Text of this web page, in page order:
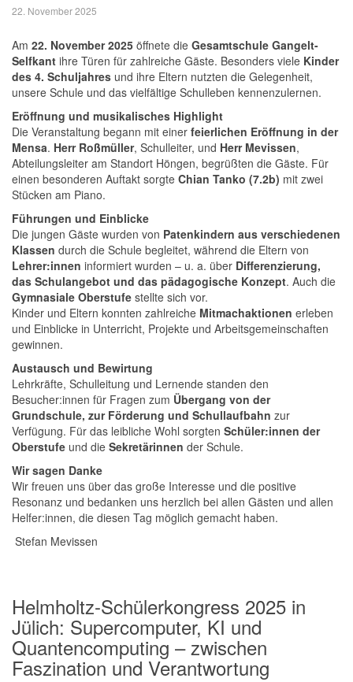
22. November 2025
Am 22. November 2025 öffnete die Gesamtschule Gangelt-
Selfkant ihre Türen für zahlreiche Gäste. Besonders viele Kinder
des 4. Schuljahres und ihre Eltern nutzten die Gelegenheit,
unsere Schule und das vielfältige Schulleben kennenzulernen.
Eröffnung und musikalisches Highlight
Die Veranstaltung begann mit einer feierlichen Eröffnung in der
Mensa. Herr Roßmüller, Schulleiter, und Herr Mevissen,
Abteilungsleiter am Standort Höngen, begrüßten die Gäste. Für
einen besonderen Auftakt sorgte Chian Tanko (7.2b) mit zwei
Stücken am Piano.
Führungen und Einblicke
Die jungen Gäste wurden von Patenkindern aus verschiedenen
Klassen durch die Schule begleitet, während die Eltern von
Lehrer:innen informiert wurden – u. a. über Differenzierung,
das Schulangebot und das pädagogische Konzept. Auch die
Gymnasiale Oberstufe stellte sich vor.
Kinder und Eltern konnten zahlreiche Mitmachaktionen erleben
und Einblicke in Unterricht, Projekte und Arbeitsgemeinschaften
gewinnen.
Austausch und Bewirtung
Lehrkräfte, Schulleitung und Lernende standen den
Besucher:innen für Fragen zum Übergang von der
Grundschule, zur Förderung und Schullaufbahn zur
Verfügung. Für das leibliche Wohl sorgten Schüler:innen der
Oberstufe und die Sekretärinnen der Schule.
Wir sagen Danke
Wir freuen uns über das große Interesse und die positive
Resonanz und bedanken uns herzlich bei allen Gästen und allen
Helfer:innen, die diesen Tag möglich gemacht haben.
Stefan Mevissen
Helmholtz-Schülerkongress 2025 in
Jülich: Supercomputer, KI und
Quantencomputing – zwischen
Faszination und Verantwortung